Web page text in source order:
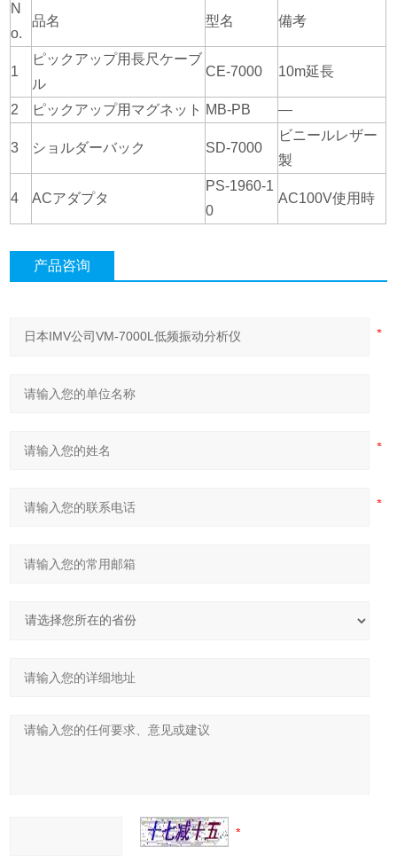
N
o.
品名 型名 備考
1
ピックアップ用長尺ケーブ
ル
CE-7000 10m延長
2 ピックアップ用マグネット MB-PB ―
3 ショルダーバック SD-7000
ビニールレザー
製
4 ACアダプタ
PS-1960-1
0
AC100V使用時
产品咨询